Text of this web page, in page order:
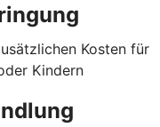
Kosten für
Kindern